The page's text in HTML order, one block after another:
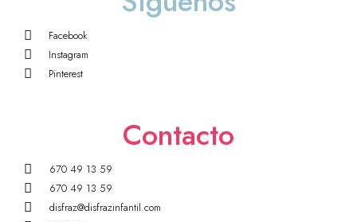
Facebook
Instagram
Pinterest
Contacto
670 49 13 59
670 49 13 59
disfraz@disfrazinfantil.com